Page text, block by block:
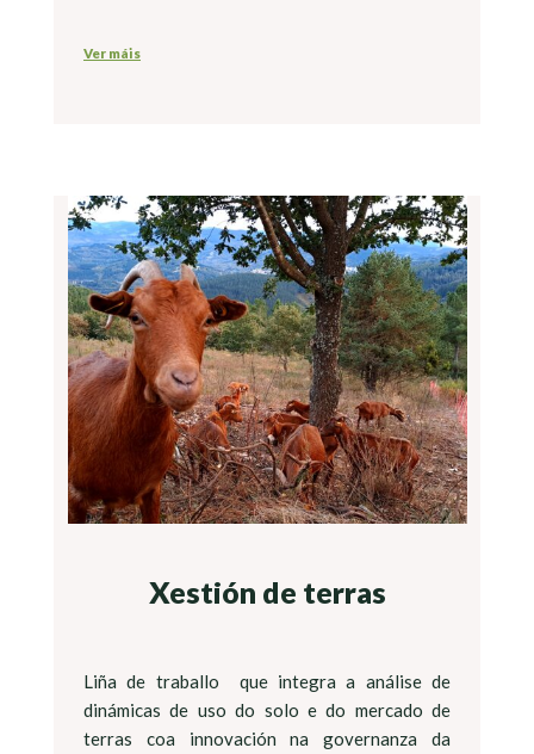
Ver máis
Xestión de terras
Liña de traballo que integra a análise de
dinámicas de uso do solo e do mercado de
terras coa innovación na governanza da